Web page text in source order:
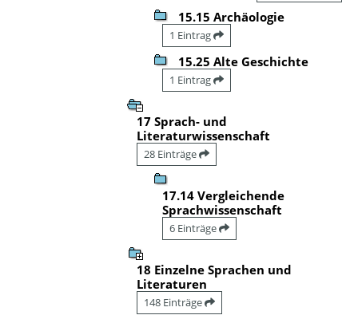
15.15 Archäologie
1 Eintrag
15.25 Alte Geschichte
1 Eintrag
17 Sprach- und
Literaturwissenschaft
28 Einträge
17.14 Vergleichende
Sprachwissenschaft
6 Einträge
18 Einzelne Sprachen und
Literaturen
148 Einträge